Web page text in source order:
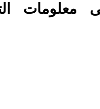
معلومات